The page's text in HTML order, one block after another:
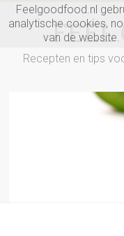
naar
FEEL
Recepten en tips
Feelgoodfood.nl
analytische cookies,
van de website.